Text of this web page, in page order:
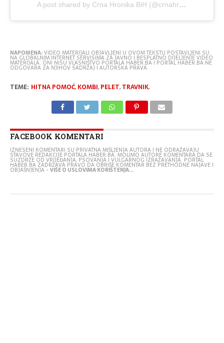
A post shared by Crna Hronika BiH (@crnahronikabih)
NAPOMENA:VIDEO MATERIJALI OBJAVLJENI U OVOM TEKSTU POSTAVLJENI SU
NA GLOBALNIM INTERNET SERVISIMA ZA JAVNO I BESPLATNO DIJELJENJE VIDEO
MATERIJALA. ONI NISU VLASNIŠTVO PORTALA HABER.BA I PORTAL HABER.BA NE
ODGOVARA ZA NJIHOV SADRŽAJ I AUTORSKA PRAVA.
TEME: HITNA POMOĆ, KOMBI, PELET, TRAVNIK,
FACEBOOK KOMENTARI
IZNESENI KOMENTARI SU PRIVATNA MIŠLJENJA AUTORA I NE ODRAŽAVAJU
STAVOVE REDAKCIJE PORTALA HABER.BA. MOLIMO AUTORE KOMENTARA DA SE
SUZDRŽE OD VRIJEĐANJA, PSOVANJA I VULGARNOG IZRAŽAVANJA. PORTAL
HABER.BA ZADRŽAVA PRAVO DA OBRIŠE KOMENTAR BEZ PRETHODNE NAJAVE I
OBJAŠNJENJA -VIŠE O USLOVIMA KORIŠTENJA...